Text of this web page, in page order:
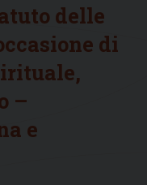
delle
di
–
e